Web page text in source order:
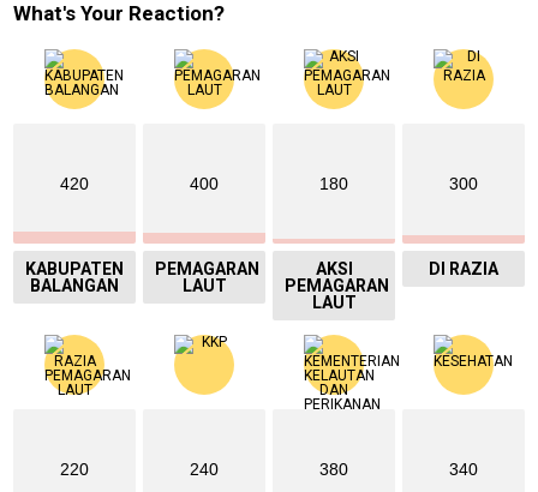
What's Your Reaction?
420
KABUPATEN
BALANGAN
400
PEMAGARAN
LAUT
180
AKSI
PEMAGARAN
LAUT
300
DI RAZIA
220 240 380 340